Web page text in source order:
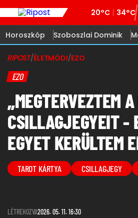
20°C 34°C
Horoszkóp Szoboszlai Dominik
RIPOST/ÉLETMÓDI/EZO
EZO
„MEGTERVEZTEM
CSILLAGJEGYEIT -
EGYET KERÜLTEM
TAROT KÁRTYA CSILLAGJEGY
LÉTREHOZVA2026. 05. 11. 16:30